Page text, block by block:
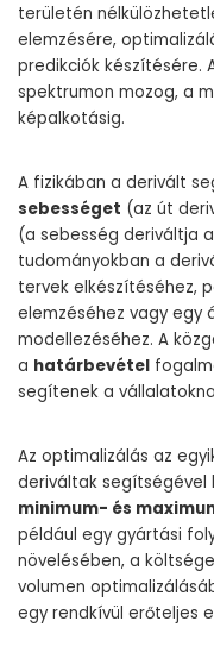
területén
elemzésére,
predikciók készítésére.
spektrumon mozog, a
képalkotásig.
A fizikában a derivált
sebességet (az út
(a sebesség deriváltja
tudományokban a
tervek elkészítéséhez,
elemzéséhez vagy egy
modellezéséhez. A
a határbevétel
segítenek a
Az optimalizálás az
deriváltak segítségével
minimum- és
például egy gyártási
növelésében, a
volumen
egy rendkívül erőteljes